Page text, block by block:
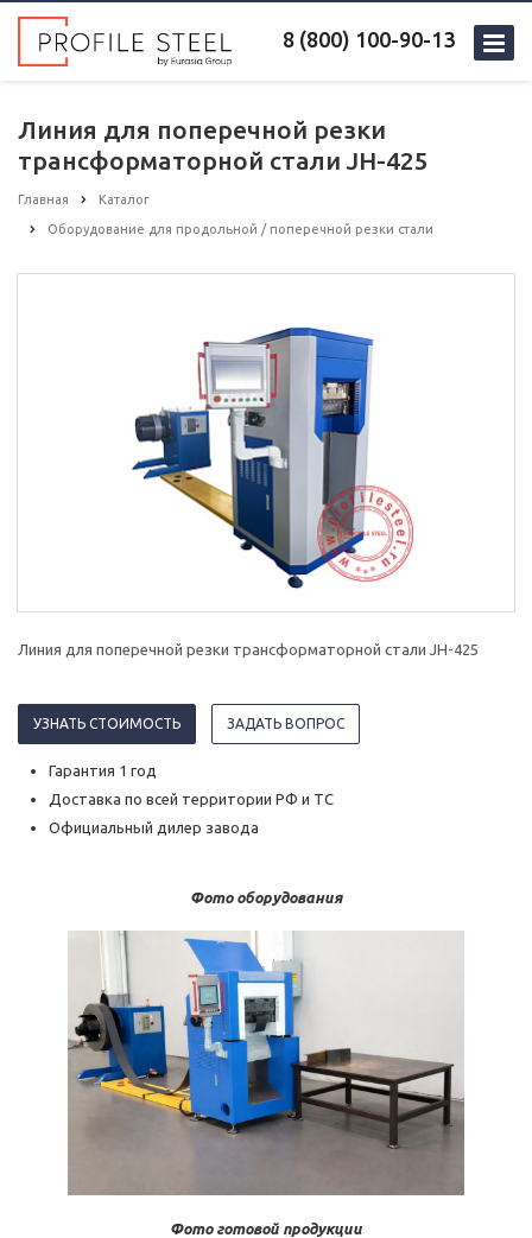
8 (800) 100-90-13
Линия для поперечной резки
трансформаторной стали JH-425
Главная Каталог
Оборудование для продольной / поперечной резки стали
Линия для поперечной резки трансформаторной стали JH-425
УЗНАТЬ СТОИМОСТЬ ЗАДАТЬ ВОПРОС
Гарантия 1 год
Доставка по всей территории РФ и ТС
Официальный дилер завода
Фото оборудования
Фото готовой продукции